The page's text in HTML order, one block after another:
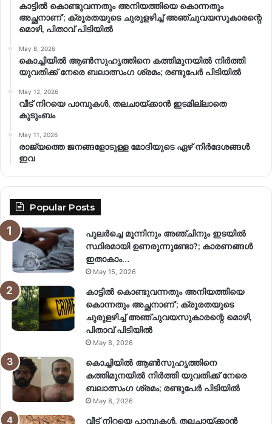
കാട്ടിൽ കൊണ്ടുവന്നതും അനിയത്തിയെ കൊന്നതും
അച്ഛനാണ്’; ക്രൂരതയുടെ ചുരുളഴിച്ച് അഞ്ചുവയസുകാരന്റെ
മൊഴി, പിതാവ് പിടിയിൽ
May 8, 2026
കൊച്ചിയിൽ ആൺസുഹൃത്തിനെ കത്തിമുനയിൽ നിർത്തി
യുവതിക്ക് നേരെ ബലാത്സംഗ​ ശ്രമം; രണ്ടുപേർ പിടിയിൽ
May 12, 2026
വീട് നിറയെ പാമ്പുകൾ, തലചായ്ക്കാൻ ഇടമില്ലാതെ
കുടുംബം
May 11, 2026
രാജ്യത്തെ ജനങ്ങളോടുള്ള മോദിയുടെ ഏഴ് നിര്‍ദേശങ്ങള്‍
ഇവ
Popular Posts
പുലർച്ചെ മൂന്നിനും അഞ്ചിനും ഇടയിൽ
സ്ഥിരമായി ഉണരുന്നുണ്ടോ?; കാരണങ്ങള്‍
ഇതാകാം…
May 15, 2026
കാട്ടിൽ കൊണ്ടുവന്നതും അനിയത്തിയെ
കൊന്നതും അച്ഛനാണ്’; ക്രൂരതയുടെ
ചുരുളഴിച്ച് അഞ്ചുവയസുകാരന്റെ മൊഴി,
പിതാവ് പിടിയിൽ
May 8, 2026
കൊച്ചിയിൽ ആൺസുഹൃത്തിനെ
കത്തിമുനയിൽ നിർത്തി യുവതിക്ക് നേരെ
ബലാത്സംഗ​ ശ്രമം; രണ്ടുപേർ പിടിയിൽ
May 8, 2026
വീട് നിറയെ പാമ്പുകൾ, തലചായ്ക്കാൻ